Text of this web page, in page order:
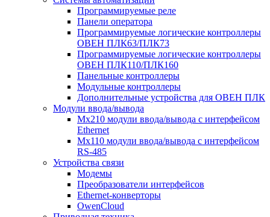
Программируемые реле
Панели оператора
Программируемые логические контроллеры
ОВЕН ПЛК63/ПЛК73
Программируемые логические контроллеры
ОВЕН ПЛК110/ПЛК160
Панельные контроллеры
Модульные контроллеры
Дополнительные устройства для ОВЕН ПЛК
Модули ввода/вывода
Мх210 модули ввода/вывода с интерфейсом
Ethernet
Мх110 модули ввода/вывода с интерфейсом
RS-485
Устройства связи
Модемы
Преобразователи интерфейсов
Ethernet-конверторы
OwenCloud